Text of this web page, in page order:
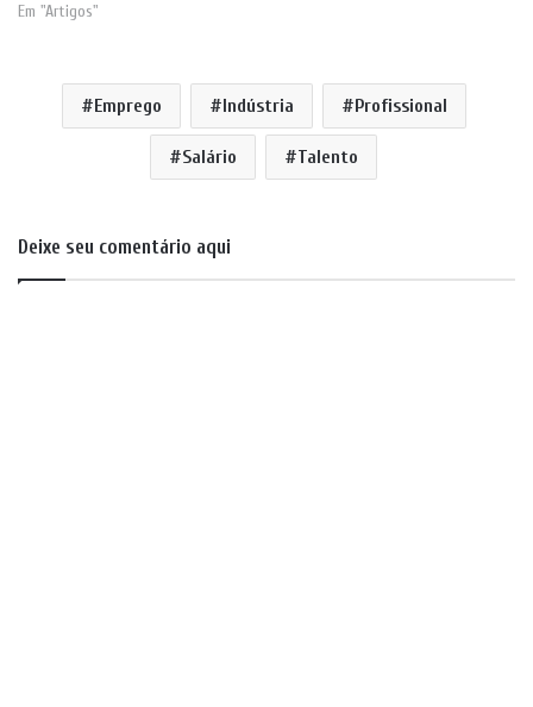
Em "Artigos"
Emprego Indústria Profissional
Salário Talento
Deixe seu comentário aqui